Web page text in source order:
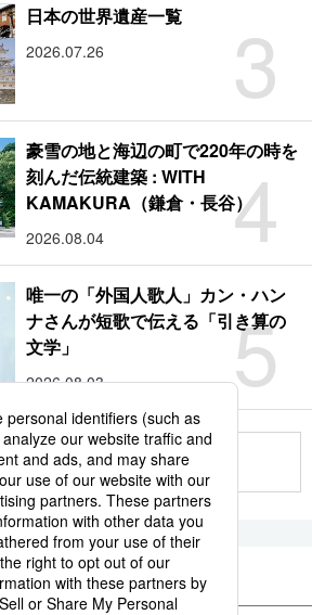
3
日本の世界遺産一覧
2026.07.26
4
豪雪の地と海辺の町で220年の時を
刻んだ伝統建築 : WITH
KAMAKURA（鎌倉・長谷）
2026.08.04
5
唯一の「外国人歌人」カン・ハン
ナさんが短歌で伝える「引き算の
文学」
2026.08.03
もっと見る
ド